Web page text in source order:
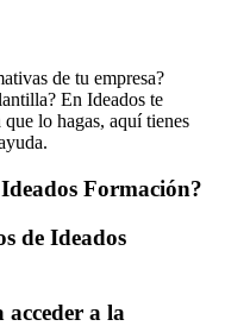
de tu empresa?
En Ideados te
lo hagas, aquí tienes
Formación?
de Ideados
acceder a la